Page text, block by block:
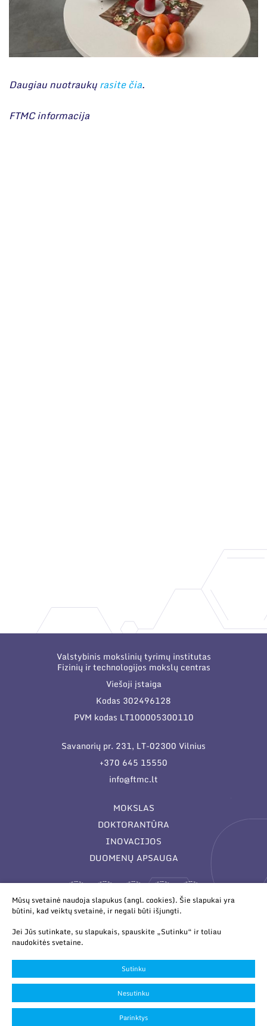
Daugiau nuotraukųrasite čia.
FTMC informacija
Valstybinis mokslinių tyrimų institutas
Fizinių ir technologijos mokslų centras
Viešoji įstaiga
Kodas 302496128
PVM kodas LT100005300110
Savanorių pr. 231, LT-02300 Vilnius
+370 645 15550
info@ftmc.lt
MOKSLAS
DOKTORANTŪRA
INOVACIJOS
DUOMENŲ APSAUGA
© 2026 Valstybinis mokslinių tyrimų institutas Fizinių ir
technologijos mokslų centras. Duomenys kaupiami ir saugomi
Juridinių asmenų registre.
Slapukų parinktys
Duomenų apsauga
Sukurta:TEXUS
Mūsų svetainė naudoja slapukus (angl. cookies). Šie slapukai yra
būtini, kad veiktų svetainė, ir negali būti išjungti.
Jei Jūs sutinkate, su slapukais, spauskite „Sutinku“ ir toliau
naudokitės svetaine.
Sutinku
Nesutinku
Parinktys